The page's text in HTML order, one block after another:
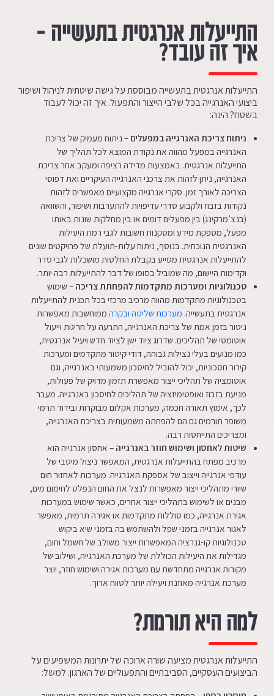
התייעלות אנרגטית בתעשייה –
איך זה עובד?
התייעלות אנרגטית בתעשייה מבוססת על גישה שיטתית לניהול ושיפור
ביצועי האנרגייה בכל שלבי הייצור והתפעול. איך זה יכול לעבוד
בשטח? הינה:
ניתוח צריכת האנרגייה במפעלים – ניתוח מעמיק של צריכת
האנרגייה במפעל מהווה את נקודת המוצא לכל תהליך של
התייעלות אנרגטית. באמצעות מדידה רציפה ומעקב אחר צריכת
האנרגייה, ניתן לזהות את צרכני האנרגייה העיקריים ואת דפוסי
הצריכה לאורך זמן. סקרי אנרגייה מקצועיים מאפשרים לזהות
נקודות בזבוז ולקבוע סדרי עדיפויות להתערבות ושיפור, והשוואה
(בנצ’מרקינג) בין מפעלים דומים או בין מחלקות שונות באותו
מפעל, מספקת מידע ומסקנות חשובות לגבי רמת היעילות
האנרגטית הנוכחית. בנוסף, ניתוח עלות-תועלת של פרויקטים שונים
להתייעלות אנרגטית מסייע בקבלת החלטות מושכלות לגבי סדר
וקדימות היישום, מה שמוביל בסופו של דבר להתייעלות רבה יותר.
טכנולוגיות ומערכות מתקדמות להפחתת צריכה – שימוש
בטכנולוגיות מתקדמות מהווה מרכיב מרכזי בכל תכנית להתייעלות
אנרגטית בתעשייה. מערכות שליטה ובקרהממוחשבות מאפשרות
ניטור בזמן אמת של צריכת האנרגייה, התרעה על חריגות וייעול
אוטומטי של תהליכים. שדרוג ציוד ישן לציוד חדש ויעיל אנרגטית,
כמו מנועים בעלי נצילות גבוהה, דודי קיטור מתקדמים ומערכות
קירור חסכוניות, יכול להוביל לחיסכון משמעותי באנרגייה, וגם
אוטומציה של תהליכי ייצור מאפשרת תזמון מדויק של פעולות,
מניעת בזבוז ואופטימיזציה של תהליכים לחיסכון באנרגייה. מעבר
לכך, אימוץ תאורה חכמה, מערכות אקלום מבוקרות ובידוד תרמי
משופר תורמים גם הם להפחתה משמעותית בצריכת האנרגייה,
ומצריכים התייחסות רבה.
שיטות לאחסון ושימוש חוזר באנרגייה – אחסון אנרגייה הוא
מרכיב מפתח בהתייעלות אנרגטית, המאפשר ניצול מיטבי של
עודפי אנרגייה וייצוב של אספקת האנרגייה. מערכות לאחזור חום
שיורי מתהליכי ייצור מאפשרות לנצל את החום הנפלט לחימום מים,
מבנים או לשימוש בתהליכי ייצור אחרים, כאשר שימוש במערכות
אגירת אנרגייה, כמו סוללות מתקדמות או אגירה תרמית, מאפשר
לאגור אנרגייה בזמני שפל ולהשתמש בה בזמני שיא ביקוש.
טכנולוגיות קו-גנרציה המאפשרות ייצור משולב של חשמל וחום,
מגדילות את היעילות הכוללת של מערכת האנרגייה, ושילוב של
מקורות אנרגייה מתחדשת עם מערכות אגירה ושימוש חוזר, יוצר
מערכת אנרגייה מאוזנת ויעילה יותר לטווח ארוך.
למה היא תורמת?
התייעלות אנרגטית מציעה שורה ארוכה של יתרונות המשפיעים על
הביצועים העסקיים, הסביבתיים והתפעוליים של הארגון. למשל: